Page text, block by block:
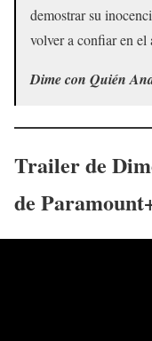
demostrar su
volver a confiar en el
Dime con Quién
Trailer de
de